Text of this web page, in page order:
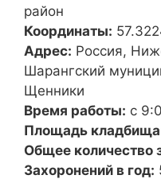
район
Координаты:
Адрес: Россия,
Шарангский
Щенники
Время работы: с
Площадь
Общее количество
Захоронений в год: